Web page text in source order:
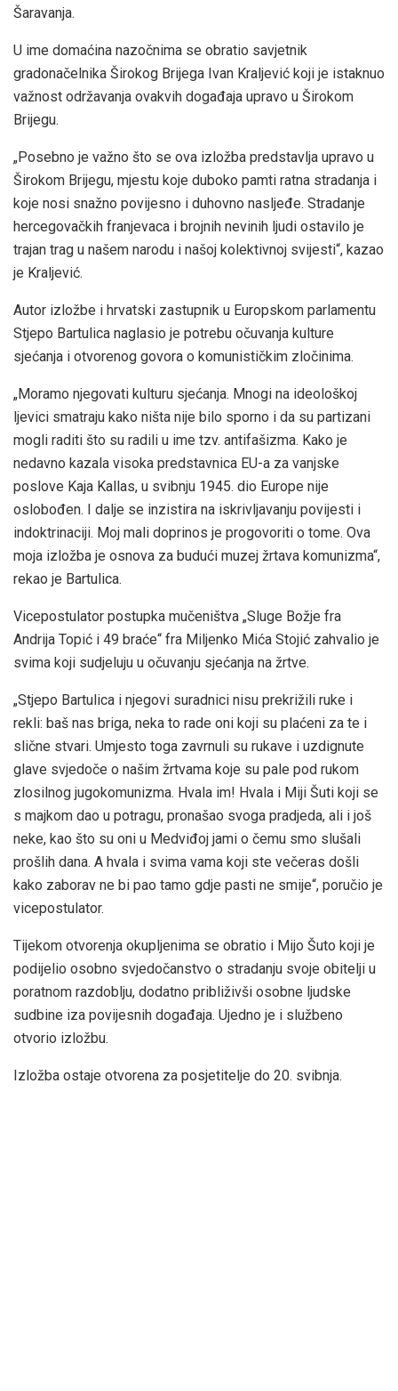
Šaravanja.
U ime domaćina nazočnima se obratio savjetnik
gradonačelnika Širokog Brijega Ivan Kraljević koji je istaknuo
važnost održavanja ovakvih događaja upravo u Širokom
Brijegu.
„Posebno je važno što se ova izložba predstavlja upravo u
Širokom Brijegu, mjestu koje duboko pamti ratna stradanja i
koje nosi snažno povijesno i duhovno nasljeđe. Stradanje
hercegovačkih franjevaca i brojnih nevinih ljudi ostavilo je
trajan trag u našem narodu i našoj kolektivnoj svijesti“, kazao
je Kraljević.
Autor izložbe i hrvatski zastupnik u Europskom parlamentu
Stjepo Bartulica naglasio je potrebu očuvanja kulture
sjećanja i otvorenog govora o komunističkim zločinima.
„Moramo njegovati kulturu sjećanja. Mnogi na ideološkoj
ljevici smatraju kako ništa nije bilo sporno i da su partizani
mogli raditi što su radili u ime tzv. antifašizma. Kako je
nedavno kazala visoka predstavnica EU-a za vanjske
poslove Kaja Kallas, u svibnju 1945. dio Europe nije
oslobođen. I dalje se inzistira na iskrivljavanju povijesti i
indoktrinaciji. Moj mali doprinos je progovoriti o tome. Ova
moja izložba je osnova za budući muzej žrtava komunizma“,
rekao je Bartulica.
Vicepostulator postupka mučeništva „Sluge Božje fra
Andrija Topić i 49 braće“ fra Miljenko Mića Stojić zahvalio je
svima koji sudjeluju u očuvanju sjećanja na žrtve.
„Stjepo Bartulica i njegovi suradnici nisu prekrižili ruke i
rekli: baš nas briga, neka to rade oni koji su plaćeni za te i
slične stvari. Umjesto toga zavrnuli su rukave i uzdignute
glave svjedoče o našim žrtvama koje su pale pod rukom
zlosilnog jugokomunizma. Hvala im! Hvala i Miji Šuti koji se
s majkom dao u potragu, pronašao svoga pradjeda, ali i još
neke, kao što su oni u Medviđoj jami o čemu smo slušali
prošlih dana. A hvala i svima vama koji ste večeras došli
kako zaborav ne bi pao tamo gdje pasti ne smije“, poručio je
vicepostulator.
Tijekom otvorenja okupljenima se obratio i Mijo Šuto koji je
podijelio osobno svjedočanstvo o stradanju svoje obitelji u
poratnom razdoblju, dodatno približivši osobne ljudske
sudbine iza povijesnih događaja. Ujedno je i službeno
otvorio izložbu.
Izložba ostaje otvorena za posjetitelje do 20. svibnja.